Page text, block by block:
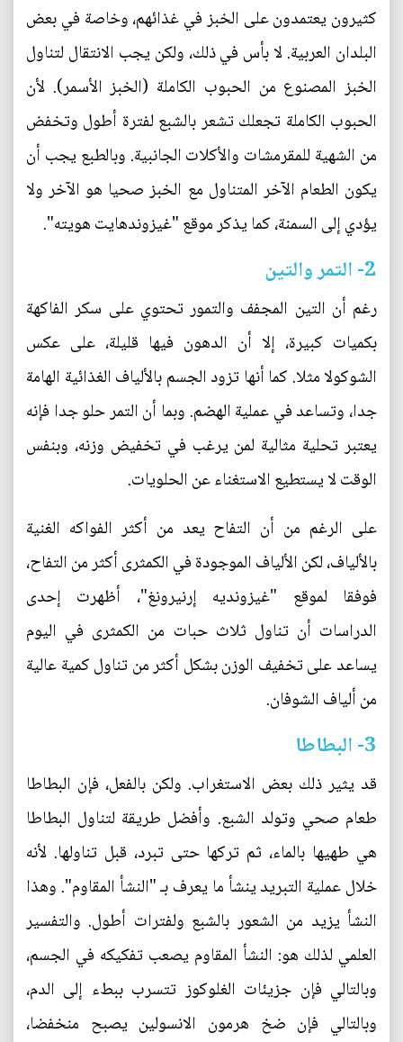
كثيرون يعتمدون على الخبز في غذائهم، وخاصة في بعض
البلدان العربية. لا بأس في ذلك، ولكن يجب الانتقال لتناول
الخبز المصنوع من الحبوب الكاملة (الخبز الأسمر). لأن
الحبوب الكاملة تجعلك تشعر بالشبع لفترة أطول وتخفض
من الشهية للمقرمشات والأكلات الجانبية. وبالطبع يجب أن
يكون الطعام الآخر المتناول مع الخبز صحيا هو الآخر ولا
يؤدي إلى السمنة، كما يذكر موقع "غيزوندهايت هويته".
2- التمر والتين
رغم أن التين المجفف والتمور تحتوي على سكر الفاكهة
بكميات كبيرة، إلا أن الدهون فيها قليلة، على عكس
الشوكولا مثلا. كما أنها تزود الجسم بالألياف الغذائية الهامة
جدا، وتساعد في عملية الهضم. وبما أن التمر حلو جدا فإنه
يعتبر تحلية مثالية لمن يرغب في تخفيض وزنه، وبنفس
الوقت لا يستطيع الاستغناء عن الحلويات.
على الرغم من أن التفاح يعد من أكثر الفواكه الغنية
بالألياف، لكن الألياف الموجودة في الكمثرى أكثر من التفاح،
فوفقا لموقع "غيزونديه إرنيرونغ"، أظهرت إحدى
الدراسات أن تناول ثلاث حبات من الكمثرى في اليوم
يساعد على تخفيف الوزن بشكل أكثر من تناول كمية عالية
من ألياف الشوفان.
3- البطاطا
قد يثير ذلك بعض الاستغراب. ولكن بالفعل، فإن البطاطا
طعام صحي وتولد الشبع. وأفضل طريقة لتناول البطاطا
هي طهيها بالماء، ثم تركها حتى تبرد، قبل تناولها. لأنه
خلال عملية التبريد ينشأ ما يعرف بـ "النشأ المقاوم". وهذا
النشأ يزيد من الشعور بالشبع ولفترات أطول. والتفسير
العلمي لذلك هو: النشأ المقاوم يصعب تفكيكه في الجسم،
وبالتالي فإن جزيئات الغلوكوز تتسرب ببطء إلى الدم،
وبالتالي فإن ضخ هرمون الانسولين يصبح منخفضا،